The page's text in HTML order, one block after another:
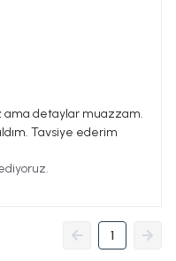
ama detaylar muazzam.
Tavsiye ederim
1